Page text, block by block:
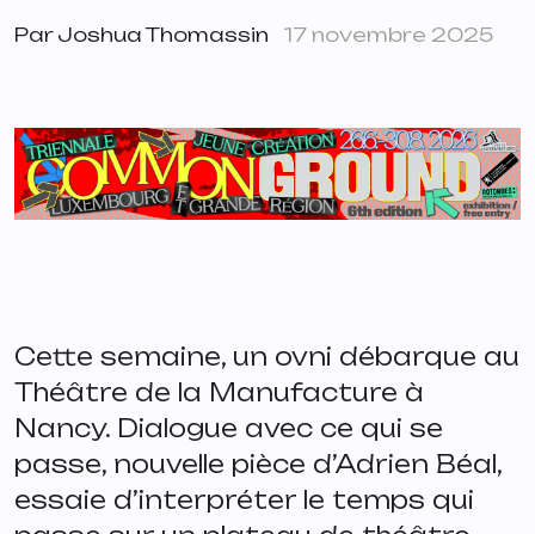
Par Joshua Thomassin 17 novembre 2025
Cette semaine, un ovni débarque au
Théâtre de la Manufacture à
Nancy. Dialogue avec ce qui se
passe, nouvelle pièce d’Adrien Béal,
essaie d’interpréter le temps qui